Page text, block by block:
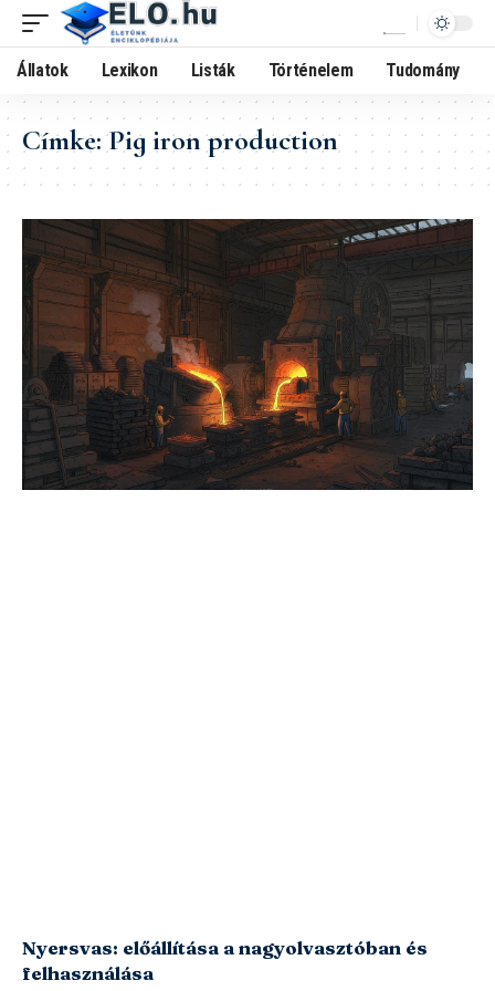
Állatok Lexikon Listák Történelem Tudomány
Címke:Pig iron production
Nyersvas: előállítása a nagyolvasztóban és
felhasználása